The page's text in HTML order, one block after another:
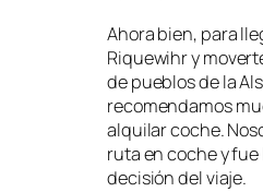
Ahora bien, para
Riquewihr y
de pueblos de la
recomendamos
alquilar coche.
ruta en coche y fue
decisión del viaje.